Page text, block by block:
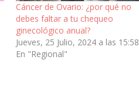
Cáncer de Ovario: ¿por qué no
debes faltar a tu chequeo
ginecológico anual?
Jueves, 25 Julio, 2024 a las 15:58
En "Regional"